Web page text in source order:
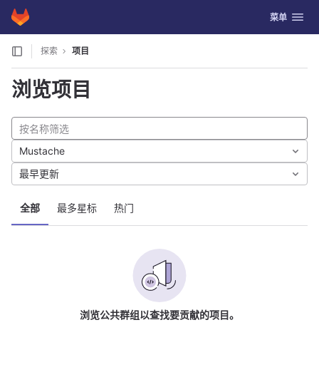
Skip to content
GitLab 切换导航
菜单
探索 项目
浏览项目
全部 最多星标 热门
Mustache
最早更新
浏览公共群组以查找要贡献的项目。